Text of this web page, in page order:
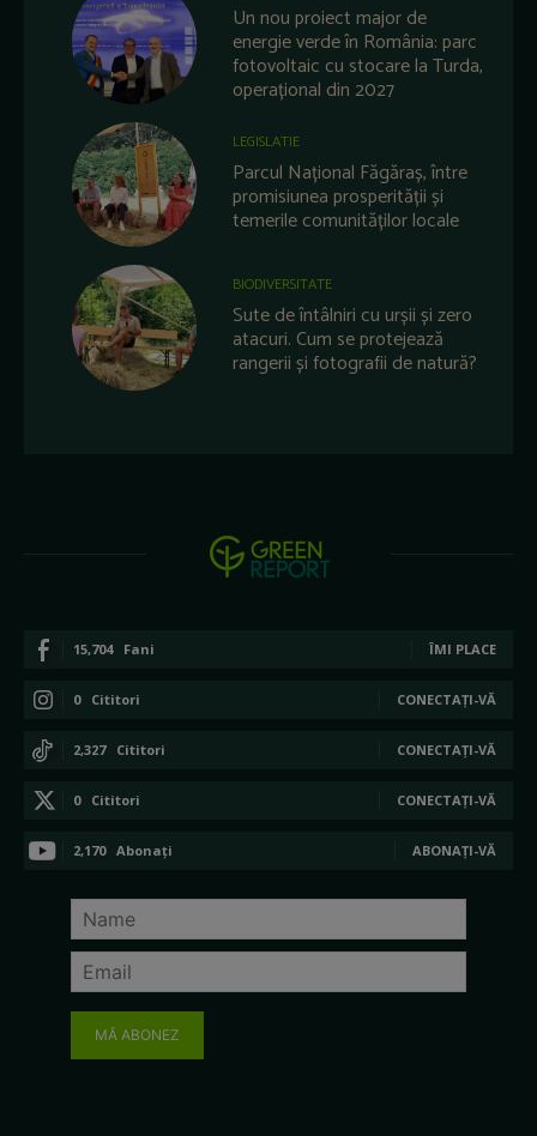
Un nou proiect major de
energie verde în România: parc
fotovoltaic cu stocare la Turda,
operațional din 2027
LEGISLATIE
Parcul Național Făgăraș, între
promisiunea prosperității și
temerile comunităților locale
BIODIVERSITATE
Sute de întâlniri cu urșii și zero
atacuri. Cum se protejează
rangerii și fotografii de natură?
15,704 Fani ÎMI PLACE
0 Cititori CONECTAȚI-VĂ
2,327 Cititori CONECTAȚI-VĂ
0 Cititori CONECTAȚI-VĂ
2,170 Abonați ABONAȚI-VĂ
MĂ ABONEZ